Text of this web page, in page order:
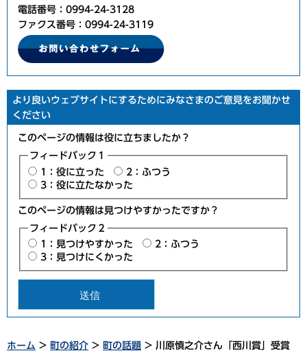
電話番号：0994-24-3128
ファクス番号：0994-24-3119
より良いウェブサイトにするためにみなさまのご意見をお聞かせ
ください
このページの情報は役に立ちましたか？
フィードバック１
1：役に立った
2：ふつう
3：役に立たなかった
このページの情報は見つけやすかったですか？
フィードバック２
1：見つけやすかった
2：ふつう
3：見つけにくかった
ホーム > 町の紹介 > 町の話題 > 川原慎之介さん「西川賞」受賞